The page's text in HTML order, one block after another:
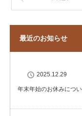
最近のお知らせ
2025.12.29
年末年始のお休みにつ